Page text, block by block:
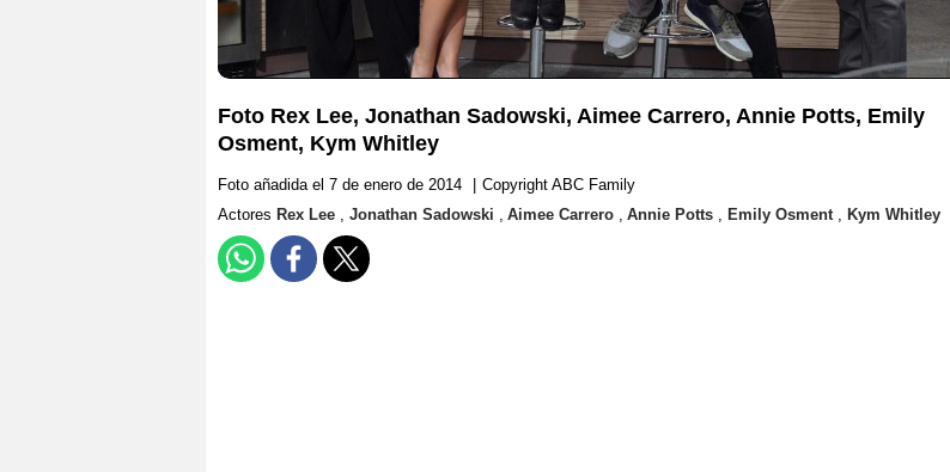
Foto Rex Lee, Jonathan Sadowski, Aimee Carrero, Annie Potts, Emily
Osment, Kym Whitley
Foto añadida el 7 de enero de 2014
Copyright ABC Family
Actores Rex Lee , Jonathan Sadowski , Aimee Carrero , Annie Potts , Emily Osment , Kym Whitley